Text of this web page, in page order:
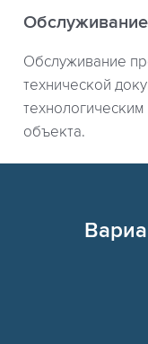
Обслуживание
Обслуживание
технической
объекта.